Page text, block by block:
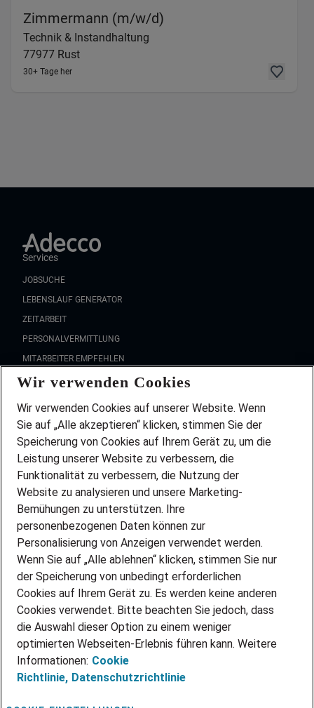
Zimmermann (m/w/d)
Technik & Instandhaltung
77977 Rust
30+ Tage her
Services
JOBSUCHE
LEBENSLAUF GENERATOR
ZEITARBEIT
PERSONALVERMITTLUNG
MITARBEITER EMPFEHLEN
FAQ
Wir stellen ein!
DEINE BERUFSGRUPPE
DEINE LEBENSSITUATION
AMAZON JOBS
PARTNERSHIP WITH AIRBUS
INITIATIV BEWERBEN
ÜBER UNS
STANDORTE
BLOG
PRESSE
KONTAKT
@Adecco 2026
DATENSCHUTZ
Wir verwenden Cookies
Wir verwenden Cookies auf unserer Website. Wenn
Sie auf „Alle akzeptieren“ klicken, stimmen Sie der
Speicherung von Cookies auf Ihrem Gerät zu, um die
Leistung unserer Website zu verbessern, die
Funktionalität zu verbessern, die Nutzung der
Website zu analysieren und unsere Marketing-
Bemühungen zu unterstützen. Ihre
personenbezogenen Daten können zur
Personalisierung von Anzeigen verwendet werden.
Wenn Sie auf „Alle ablehnen“ klicken, stimmen Sie nur
der Speicherung von unbedingt erforderlichen
Cookies auf Ihrem Gerät zu. Es werden keine anderen
Cookies verwendet. Bitte beachten Sie jedoch, dass
die Auswahl dieser Option zu einem weniger
optimierten Webseiten-Erlebnis führen kann. Weitere
Informationen: Cookie
Richtlinie, Datenschutzrichtlinie